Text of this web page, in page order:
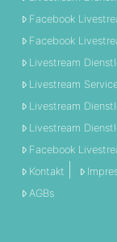
Facebook
Facebook
Livestream
Livestream
Livestream
Livestream
Facebook
Kontakt
AGBs